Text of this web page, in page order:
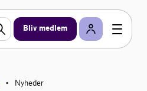
Bliv medlem
• Nyheder